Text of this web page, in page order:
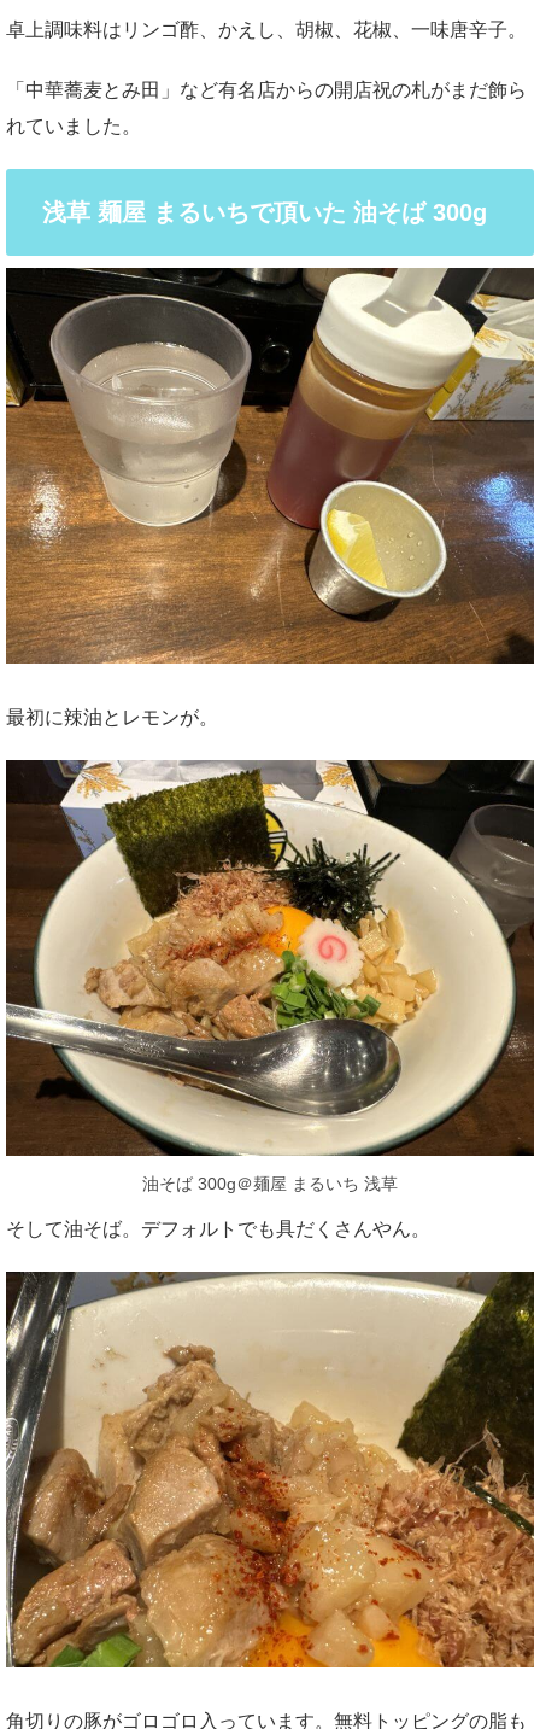
卓上調味料はリンゴ酢、かえし、胡椒、花椒、一味唐辛子。
「中華蕎麦とみ田」など有名店からの開店祝の札がまだ飾ら
れていました。
浅草 麺屋 まるいちで頂いた 油そば 300g
最初に辣油とレモンが。
油そば 300g＠麺屋 まるいち 浅草
そして油そば。デフォルトでも具だくさんやん。
角切りの豚がゴロゴロ入っています。無料トッピングの脂も